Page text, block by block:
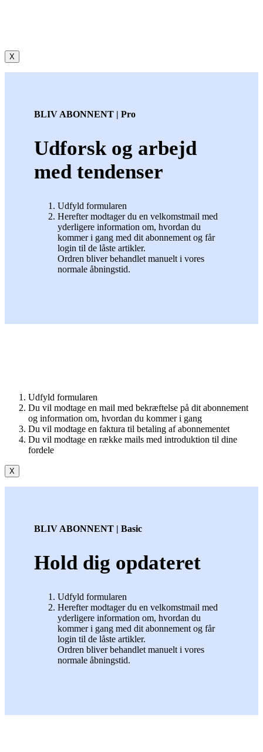
X
BLIV ABONNENT | Pro
Udforsk og arbejd
med tendenser
Udfyld formularen
Herefter modtager du en velkomstmail med
yderligere information om, hvordan du
kommer i gang med dit abonnement og får
login til de låste artikler.
Ordren bliver behandlet manuelt i vores
normale åbningstid.
Udfyld formularen
Du vil modtage en mail med bekræftelse på dit abonnement
og information om, hvordan du kommer i gang
Du vil modtage en faktura til betaling af abonnementet
Du vil modtage en række mails med introduktion til dine
fordele
X
BLIV ABONNENT | Basic
Hold dig opdateret
Udfyld formularen
Herefter modtager du en velkomstmail med
yderligere information om, hvordan du
kommer i gang med dit abonnement og får
login til de låste artikler.
Ordren bliver behandlet manuelt i vores
normale åbningstid.